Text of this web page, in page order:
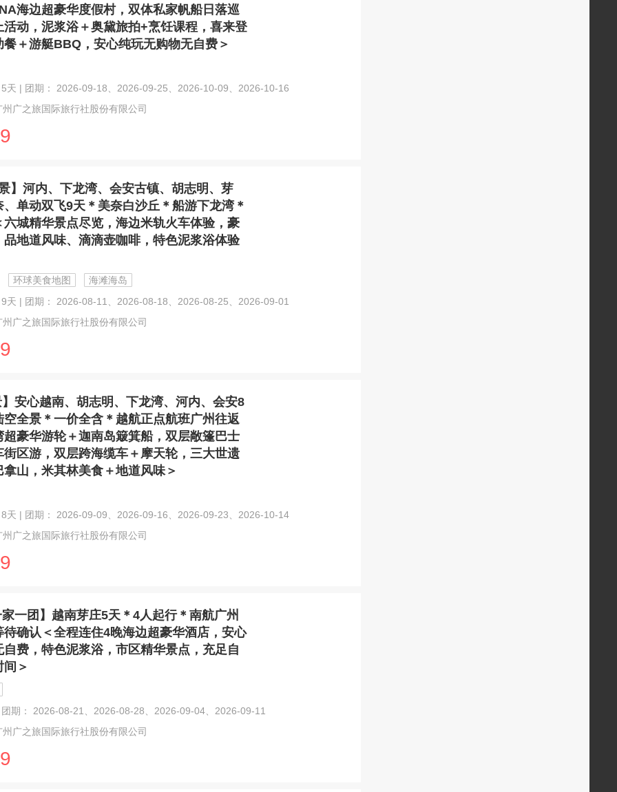
海边超豪华度假村，双体私家帆船日落巡
活动，泥浆浴＋奥黛旅拍+烹饪课程，喜来登
餐＋游艇BBQ，安心纯玩无购物无自费＞
天 | 团期： 2026-09-18、2026-09-25、2026-10-09、2026-10-16
广之旅国际旅行社股份有限公司
】河内、下龙湾、会安古镇、胡志明、芽
、单动双飞9天＊美奈白沙丘＊船游下龙湾＊
六城精华景点尽览，海边米轨火车体验，豪
品地道风味、滴滴壶咖啡，特色泥浆浴体验
环球美食地图
海滩海岛
天 | 团期： 2026-08-11、2026-08-18、2026-08-25、2026-09-01
广之旅国际旅行社股份有限公司
】安心越南、胡志明、下龙湾、河内、会安8
空全景＊一价全含＊越航正点航班广州往返
超豪华游轮＋迦南岛簸箕船，双层敞篷巴士
街区游，双层跨海缆车＋摩天轮，三大世遗
拿山，米其林美食＋地道风味＞
天 | 团期： 2026-09-09、2026-09-16、2026-09-23、2026-10-14
广之旅国际旅行社股份有限公司
家一团】越南芽庄5天＊4人起行＊南航广州
待确认＜全程连住4晚海边超豪华酒店，安心
自费，特色泥浆浴，市区精华景点，充足自
间＞
期： 2026-08-21、2026-08-28、2026-09-04、2026-09-11
广之旅国际旅行社股份有限公司